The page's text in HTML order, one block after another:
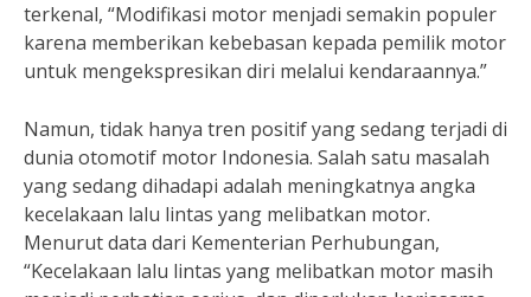
terkenal, “Modifikasi motor menjadi semakin populer
karena memberikan kebebasan kepada pemilik motor
untuk mengekspresikan diri melalui kendaraannya.”
Namun, tidak hanya tren positif yang sedang terjadi di
dunia otomotif motor Indonesia. Salah satu masalah
yang sedang dihadapi adalah meningkatnya angka
kecelakaan lalu lintas yang melibatkan motor.
Menurut data dari Kementerian Perhubungan,
“Kecelakaan lalu lintas yang melibatkan motor masih